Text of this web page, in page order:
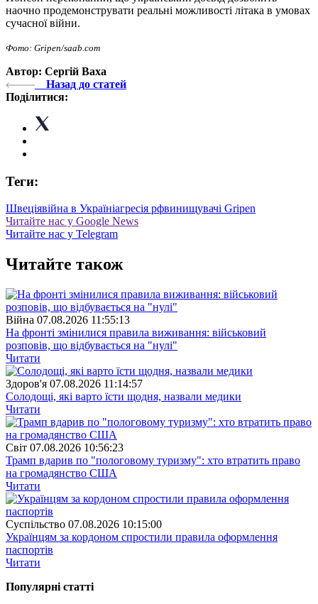
наочно продемонструвати реальні можливості літака в умовах
сучасної війни.
Фото: Gripen/saab.com
Автор: Сергій Ваха
Назад до статей
Поділитися:
Теги:
Швеціявійна в Україніагресія рфвинищувачі Gripen
Читайте нас у Google News
Читайте нас у Telegram
Читайте також
Війна 07.08.2026 11:55:13
На фронті змінилися правила виживання: військовий
розповів, що відбувається на "нулі"
Читати
Здоров'я 07.08.2026 11:14:57
Солодощі, які варто їсти щодня, назвали медики
Читати
Свiт 07.08.2026 10:56:23
Трамп вдарив по "пологовому туризму": хто втратить право
на громадянство США
Читати
Суспiльство 07.08.2026 10:15:00
Українцям за кордоном спростили правила оформлення
паспортів
Читати
Популярнi статтi